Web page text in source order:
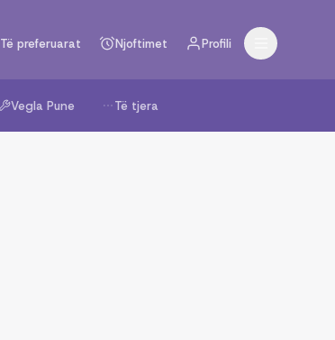
Të preferuarat Njoftimet Profili
Vegla Pune Të tjera